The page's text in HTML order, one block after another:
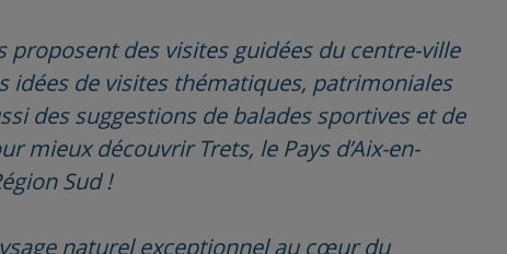
proposent des visites guidées du centre-ville
idées de visites thématiques, patrimoniales
des suggestions de balades sportives et de
mieux découvrir Trets, le Pays d’Aix-en-
Sud !
naturel exceptionnel au cœur du